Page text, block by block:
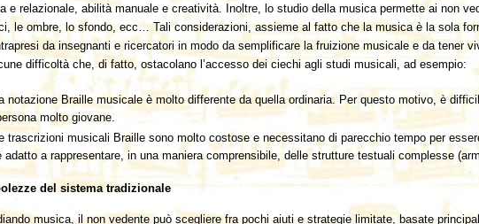
e relazionale, abilità manuale e creatività. Inoltre, lo studio della musica permette ai non
le ombre, lo sfondo, ecc… Tali considerazioni, assieme al fatto che la musica è la sola
da insegnanti e ricercatori in modo da semplificare la fruizione musicale e da tener
difficoltà che, di fatto, ostacolano l’accesso dei ciechi agli studi musicali, ad esempio:
notazione Braille musicale è molto differente da quella ordinaria. Per questo motivo, è
molto giovane.
trascrizioni musicali Braille sono molto costose e necessitano di parecchio tempo per
adatto a rappresentare, in una maniera comprensibile, delle strutture testuali complesse
del sistema tradizionale
musica, il non vedente può scegliere fra pochi aiuti e strategie limitate, basate